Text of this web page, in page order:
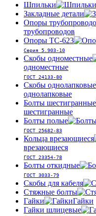
Шпильки
Закладные детали
Опоры
трубопроводов
Опоры ТС-623
Серия 5.903-10
Скобы одноместные
одноместные
ГОСТ 24133-80
Скобы однолапковые
однолапковые
Болты шестигранные
шестигранные
Болты полые
ГОСТ 25682-83
Кольца врезающиеся
врезающиеся
ГОСТ 23354-78
Болты откидные
ГОСТ 3033-79
Скобы для кабеля
Стяжные болты
Гайки
Гайки
Гайки шлицевые